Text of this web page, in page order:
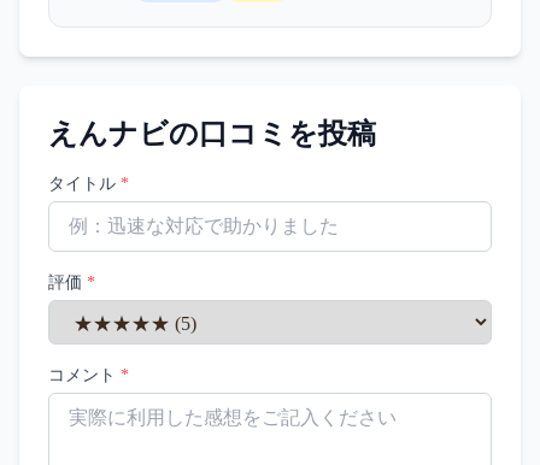
えんナビの口コミを投稿
タイトル *
評価 *
コメント *